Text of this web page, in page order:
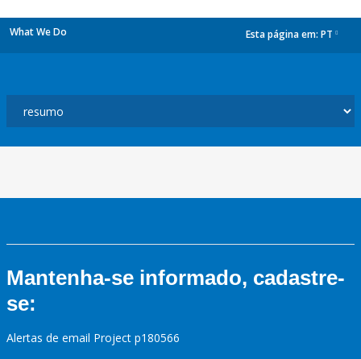
What We Do Esta página em: PT
Mantenha-se informado, cadastre-
se:
Alertas de email Project p180566